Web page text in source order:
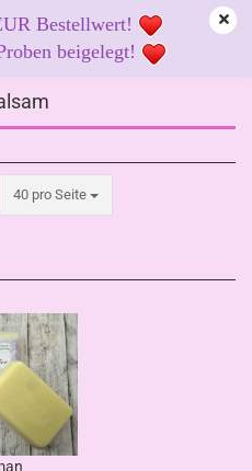
Bestellwert!
beigelegt!
40 pro Seite
pro Seite